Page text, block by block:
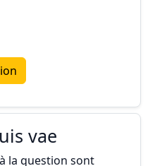
vae
la question sont